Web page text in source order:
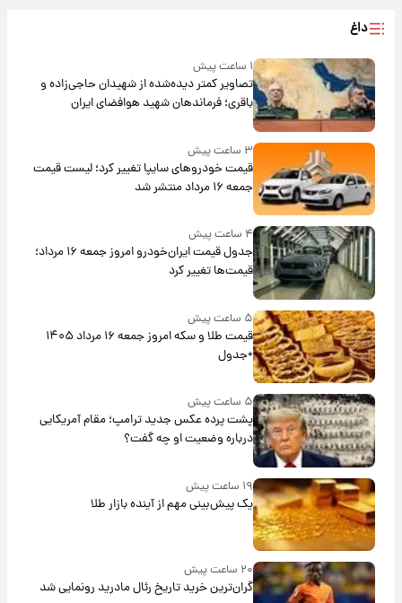
داغ
۱ ساعت پیش
تصاویر کمتر دیده‌شده از شهیدان حاجی‌زاده و
باقری؛ فرماندهان شهید هوافضای ایران
۳ ساعت پیش
قیمت خودروهای سایپا تغییر کرد؛ لیست قیمت
جمعه ۱۶ مرداد منتشر شد
۴ ساعت پیش
جدول قیمت ایران‌خودرو امروز جمعه ۱۶ مرداد؛
قیمت‌ها تغییر کرد
۵ ساعت پیش
قیمت طلا و سکه امروز جمعه ۱۶ مرداد ۱۴۰۵
+جدول
۵ ساعت پیش
پشت پرده عکس جدید ترامپ؛ مقام آمریکایی
درباره وضعیت او چه گفت؟
۱۹ ساعت پیش
یک پیش‌بینی مهم از آینده بازار طلا
۲۰ ساعت پیش
گران‌ترین خرید تاریخ رئال مادرید رونمایی شد